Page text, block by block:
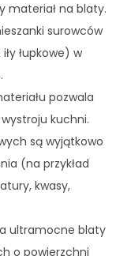
materiał na blaty.
surowców
łupkowe) w
pozwala
kuchni.
są wyjątkowo
(na przykład
kwasy,
ultramocne blaty
o powierzchni